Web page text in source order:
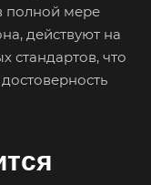
полной мере
действуют на
стандартов, что